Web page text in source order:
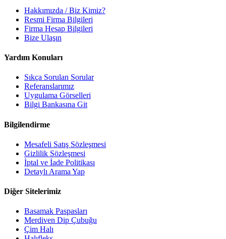
Hakkımızda / Biz Kimiz?
Resmi Firma Bilgileri
Firma Hesap Bilgileri
Bize Ulaşın
Yardım Konuları
Sıkça Sorulan Sorular
Referanslarımız
Uygulama Görselleri
Bilgi Bankasına Git
Bilgilendirme
Mesafeli Satış Sözleşmesi
Gizlilik Sözleşmesi
İptal ve İade Politikası
Detaylı Arama Yap
Diğer Sitelerimiz
Basamak Paspasları
Merdiven Dip Çubuğu
Çim Halı